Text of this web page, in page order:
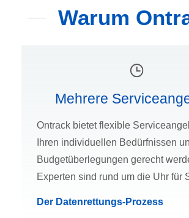
Warum
Mehrere
Ontrack bietet flexible
Ihren individuellen Bedürfnissen
Budgetüberlegungen gerecht
Experten sind rund um die Uhr für
Der Datenrettungs-Prozess